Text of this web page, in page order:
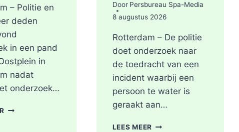
– Politie en
deden
in een pand
in
nadat
onderzoek…
BRANDGERUCHT
Door Persbureau Spa-Media
8 augustus 2026
Rotterdam – De politie
doet onderzoek naar
de toedracht van een
incident waarbij een
persoon te water is
geraakt aan…
LEES MEERPERSOON